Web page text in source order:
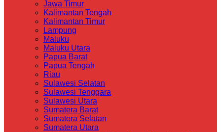
Jawa Timur
Kalimantan Tengah
Kalimantan Timur
Lampung
Maluku
Maluku Utara
Papua Barat
Papua Tengah
Riau
Sulawesi Selatan
Sulawesi Tenggara
Sulawesi Utara
Sumatera Barat
Sumatera Selatan
Sumatera Utara